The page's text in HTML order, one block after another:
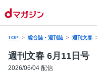
TOP 総合誌・週刊誌 週刊文春
週刊文春 6月11日号
2026/06/04 配信